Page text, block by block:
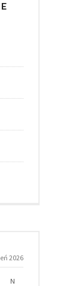
2026
N